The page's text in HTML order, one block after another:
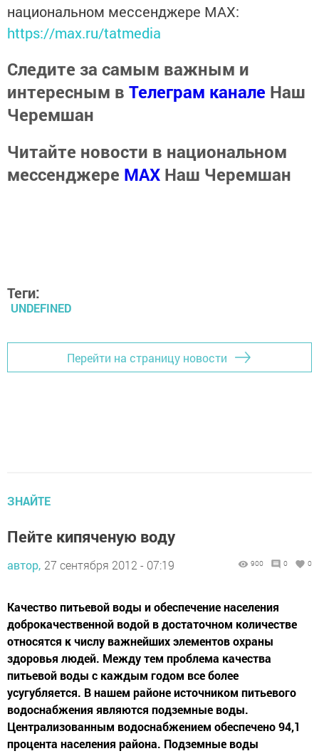
национальном мессенджере MАХ:
https://max.ru/tatmedia
Следите за самым важным и
интересным в Телеграм канале Наш
Черемшан
Читайте новости в национальном
мессенджере MАХ Наш Черемшан
Теги:
UNDEFINED
Перейти на страницу новости
ЗНАЙТЕ
Пейте кипяченую воду
автор, 27 сентября 2012 - 07:19 900 0 0
Качество питьевой воды и обеспечение населения
доброкачественной водой в достаточном количестве
относятся к числу важнейших элементов охраны
здоровья людей. Между тем проблема качества
питьевой воды с каждым годом все более
усугубляется. В нашем районе источником питьевого
водоснабжения являются подземные воды.
Централизованным водоснабжением обеспечено 94,1
процента населения района. Подземные воды